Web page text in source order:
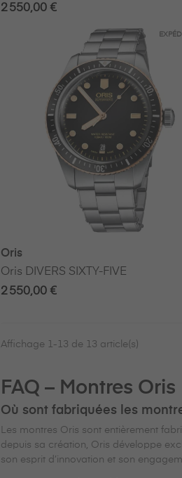
2 550,00 €
Oris
Oris DIVERS SIXTY-FIVE
2 550,00 €
Affichage 1-13 de 13 article(s)
FAQ – Montres Oris
Où sont fabriquées les
Les montres Oris sont entièrement
depuis sa création, Oris développe
son esprit d’innovation et son